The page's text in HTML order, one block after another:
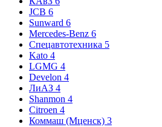
JCB 6
Sunward 6
Mercedes-Benz 6
Спецавтотехника 5
Kato 4
LGMG 4
Develon 4
ЛиАЗ 4
Shanmon 4
Citroen 4
Коммаш (Мценск) 3